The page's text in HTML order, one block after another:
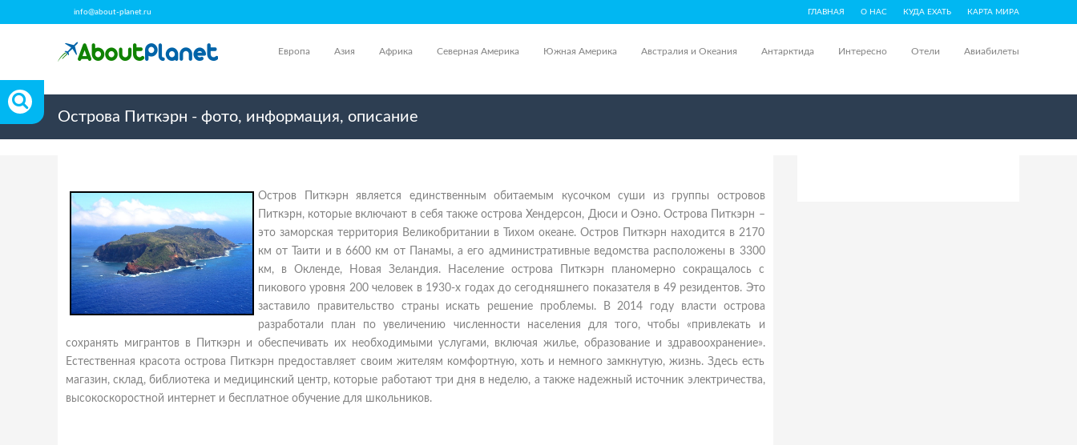
info@about-planet.ru ГЛАВНАЯ О НАС КУДА ЕХАТЬ КАРТА МИРА
Европа Азия Африка Северная Америка Южная Америка Австралия и Океания Антарктида Интересно Отели Авиабилеты
Острова Питкэрн - фото, информация, описание
Остров Питкэрн является единственным обитаемым кусочком суши из группы островов
Питкэрн, которые включают в себя также острова Хендерсон, Дюси и Оэно. Острова Питкэрн –
это заморская территория Великобритании в Тихом океане. Остров Питкэрн находится в 2170
км от Таити и в 6600 км от Панамы, а его административные ведомства расположены в 3300
км, в Окленде, Новая Зеландия. Население острова Питкэрн планомерно сокращалось с
пикового уровня 200 человек в 1930-х годах до сегодняшнего показателя в 49 резидентов. Это
заставило правительство страны искать решение проблемы. В 2014 году власти острова
разработали план по увеличению численности населения для того, чтобы «привлекать и
сохранять мигрантов в Питкэрн и обеспечивать их необходимыми услугами, включая жилье, образование и здравоохранение».
Естественная красота острова Питкэрн предоставляет своим жителям комфортную, хоть и немного замкнутую, жизнь. Здесь есть
магазин, склад, библиотека и медицинский центр, которые работают три дня в неделю, а также надежный источник электричества,
высокоскоростной интернет и бесплатное обучение для школьников.